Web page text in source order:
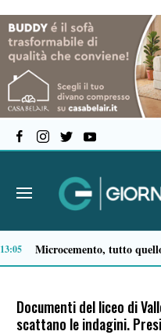
Comparto ittico, dalla Regione Campania 3 milioni di euro per fronteggiare il caro-gasolio 11:15
Documenti del liceo di
scattano le indagini.